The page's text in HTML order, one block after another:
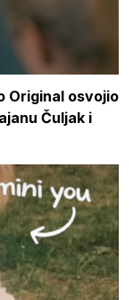
Original osvojio
Čuljak i